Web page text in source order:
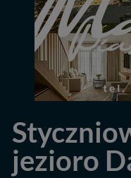
jezioro